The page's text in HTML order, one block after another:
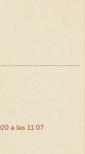
a las 11:07